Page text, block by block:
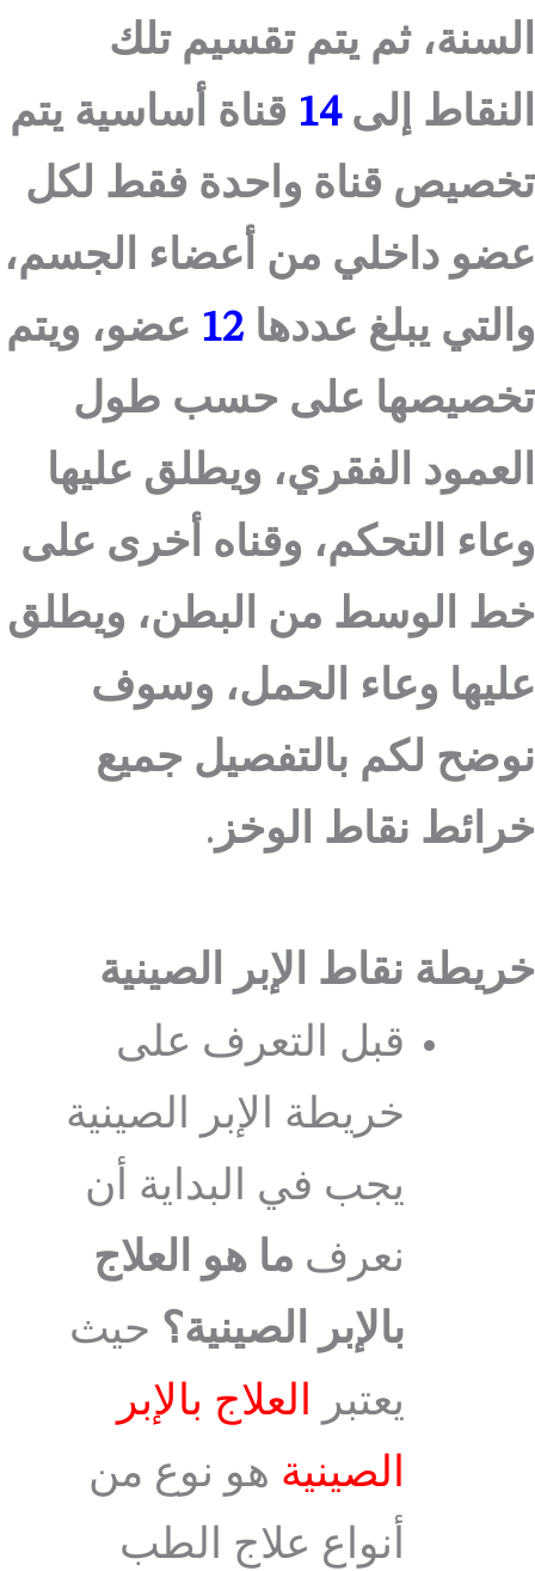
السنة، ثم يتم تقسيم تلك
النقاط إلى14 قناة أساسية يتم
تخصيص قناة واحدة فقط لكل
عضو داخلي من أعضاء الجسم،
والتي يبلغ عددها 12 عضو، ويتم
تخصيصها على حسب طول
العمود الفقري، ويطلق عليها
وعاء التحكم، وقناه أخرى على
خط الوسط من البطن، ويطلق
عليها وعاء الحمل، وسوف
نوضح لكم بالتفصيل جميع
خرائط نقاط الوخز .
خريطة نقاط الإبر الصينية
قبل التعرف على
خريطة الإبر الصينية
يجب في البداية أن
نعرف ما هو العلاج
بالإبر الصينية؟ حيث
يعتبر العلاج بالإبر
الصينية هو نوع من
أنواع علاج الطب